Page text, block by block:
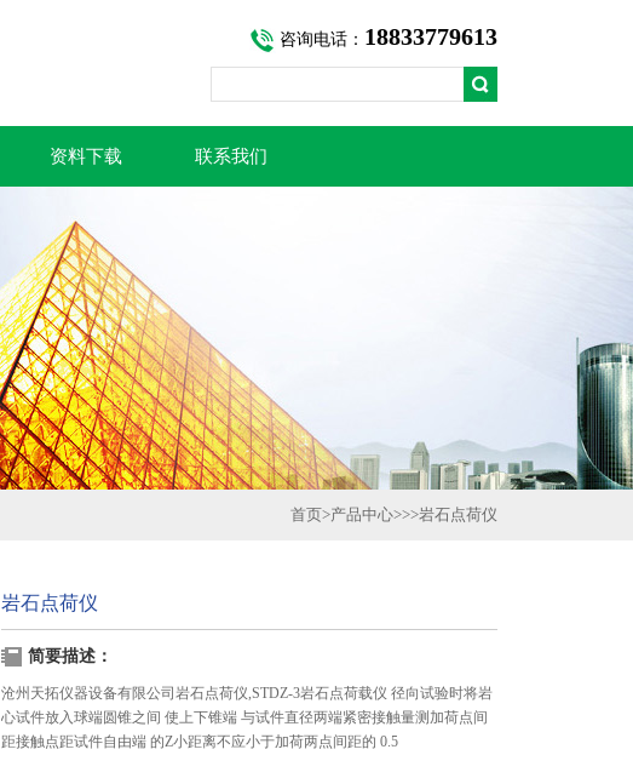
咨询电话： 18833779613
资料下载 联系我们
首页>产品中心>>>岩石点荷仪
岩石点荷仪
简要描述：
沧州天拓仪器设备有限公司岩石点荷仪,STDZ-3岩石点荷载仪 径向试验时将岩
心试件放入球端圆锥之间 使上下锥端 与试件直径两端紧密接触量测加荷点间
距接触点距试件自由端 的Z小距离不应小于加荷两点间距的 0.5